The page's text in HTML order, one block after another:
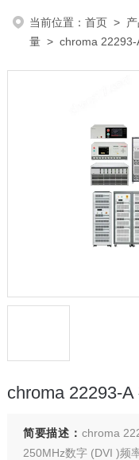
当前位置：首页 >
量 > chroma 22293-
chroma 22293-
简要描述： chroma
250MHz数字 (DVI )频